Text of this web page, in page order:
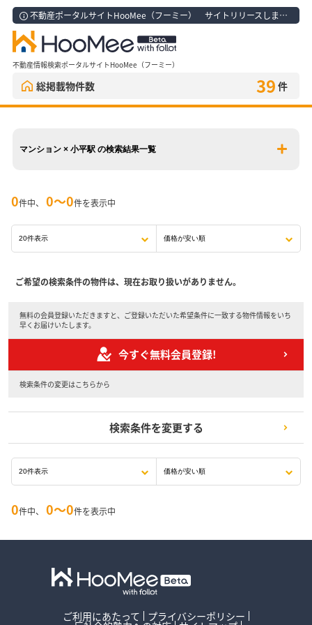
不動産ポータルサイトHooMee（フーミー） サイトリリースしました！
不動産情報検索ポータルサイトHooMee（フーミー）
総掲載物件数 39 件
マンション × 小平駅 の検索結果一覧
0件中、 0〜0件を表示中
ご希望の検索条件の物件は、現在お取り扱いがありません。
無料の会員登録いただきますと、ご登録いただいた希望条件に一致する物件情報をいち
早くお届けいたします。
今すぐ無料会員登録!
検索条件の変更はこちらから
検索条件を変更する
0件中、 0〜0件を表示中
ご利用にあたって プライバシーポリシー